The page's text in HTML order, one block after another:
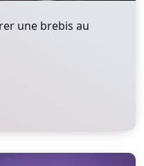
une brebis au